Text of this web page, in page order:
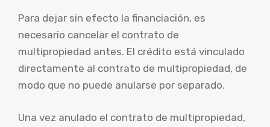
Para dejar sin efecto la financiación, es
necesario cancelar el contrato de
multipropiedad antes. El crédito está vinculado
directamente al contrato de multipropiedad, de
modo que no puede anularse por separado.
Una vez anulado el contrato de multipropiedad,